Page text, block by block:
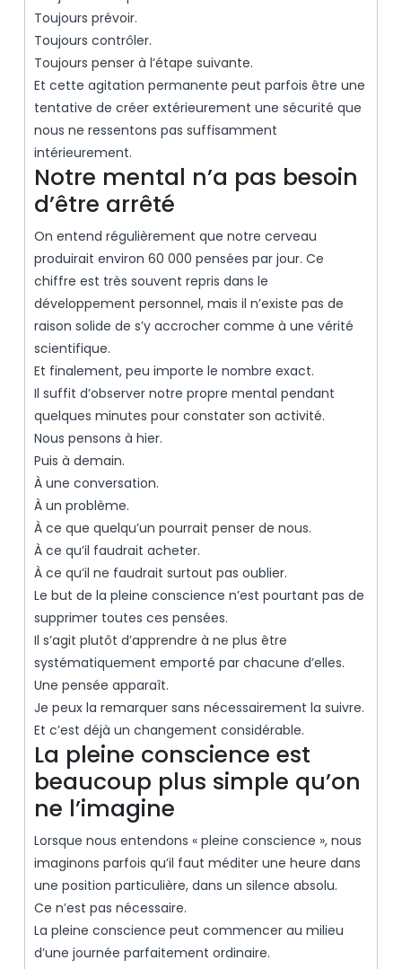
Toujours prévoir.
Toujours contrôler.
Toujours penser à l’étape suivante.
Et cette agitation permanente peut parfois être une
tentative de créer extérieurement une sécurité que
nous ne ressentons pas suffisamment
intérieurement.
Notre mental n’a pas besoin
d’être arrêté
On entend régulièrement que notre cerveau
produirait environ 60 000 pensées par jour. Ce
chiffre est très souvent repris dans le
développement personnel, mais il n’existe pas de
raison solide de s’y accrocher comme à une vérité
scientifique.
Et finalement, peu importe le nombre exact.
Il suffit d’observer notre propre mental pendant
quelques minutes pour constater son activité.
Nous pensons à hier.
Puis à demain.
À une conversation.
À un problème.
À ce que quelqu’un pourrait penser de nous.
À ce qu’il faudrait acheter.
À ce qu’il ne faudrait surtout pas oublier.
Le but de la pleine conscience n’est pourtant pas de
supprimer toutes ces pensées.
Il s’agit plutôt d’apprendre à ne plus être
systématiquement emporté par chacune d’elles.
Une pensée apparaît.
Je peux la remarquer sans nécessairement la suivre.
Et c’est déjà un changement considérable.
La pleine conscience est
beaucoup plus simple qu’on
ne l’imagine
Lorsque nous entendons « pleine conscience », nous
imaginons parfois qu’il faut méditer une heure dans
une position particulière, dans un silence absolu.
Ce n’est pas nécessaire.
La pleine conscience peut commencer au milieu
d’une journée parfaitement ordinaire.